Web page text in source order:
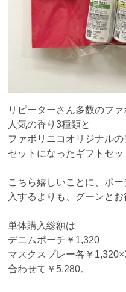
リピーターさん多数のフ
人気の香り3種類と
ファボリニコオリジナル
セットになったギフトセッ
こちら嬉しいことに、ポ
入するよりも、グーンとお
単体購入総額は
デニムポーチ￥1,320
マスクスプレー各￥
合わせて￥5,280。